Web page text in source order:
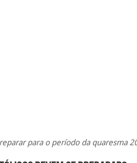
para o período da quaresma